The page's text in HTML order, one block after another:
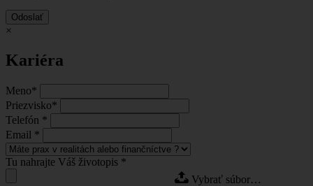
Odoslať
×
Kariéra
Meno*
Priezvisko*
Telefón *
Email *
Tu nahrajte Váš životopis *
Vybrať súbor…